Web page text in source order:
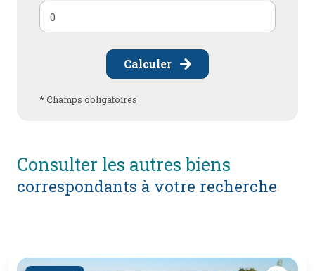
Calculer
* Champs obligatoires
consulter les autres biens
correspondants à votre recherche